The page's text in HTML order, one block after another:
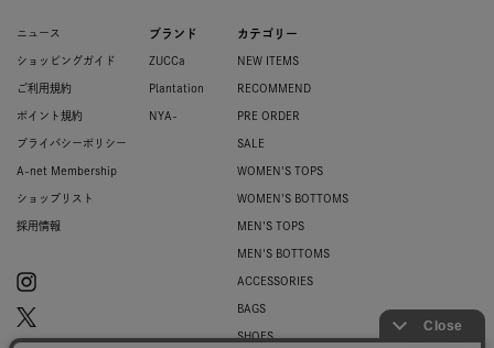
ニュース
ショッピングガイド
ご利用規約
ポイント規約
プライバシーポリシー
A-net Membership
ショップリスト
採用情報
ブランド
ZUCCa
Plantation
NYA-
カテゴリー
NEW ITEMS
RECOMMEND
PRE ORDER
SALE
WOMEN'S TOPS
WOMEN'S BOTTOMS
MEN'S TOPS
MEN'S BOTTOMS
ACCESSORIES
BAGS
SHOES